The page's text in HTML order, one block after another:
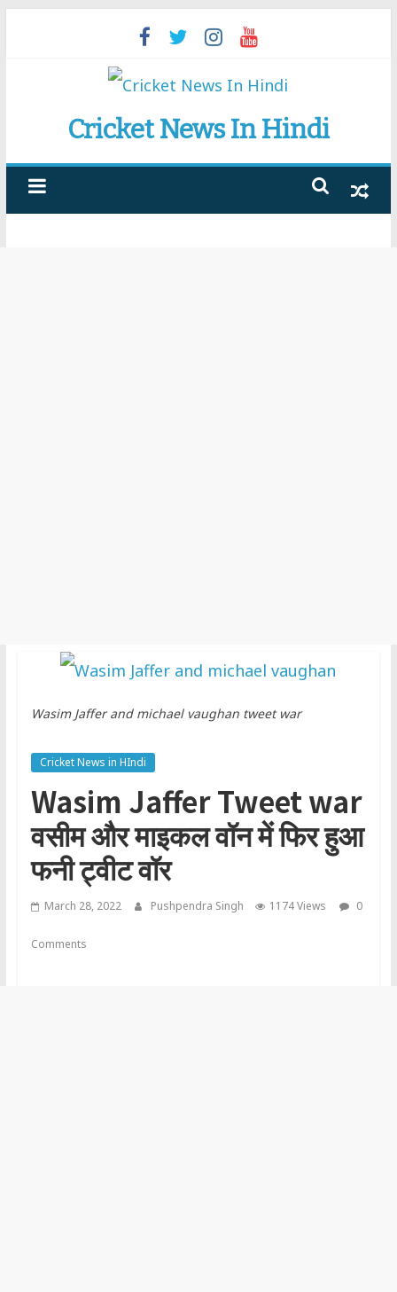
Cricket News In Hindi
Wasim Jaffer and michael vaughan tweet war
Cricket News in HIndi
Wasim Jaffer Tweet war
वसीम और माइकल वॉन में फिर हुआ
फनी ट्वीट वॉर
March 28, 2022 Pushpendra Singh 1174 Views 0
Comments